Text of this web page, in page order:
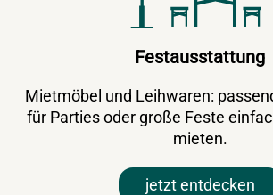
Festausstattung
Mietmöbel und Leihwaren:
für Parties oder große Feste
mieten.
jetzt entdecken